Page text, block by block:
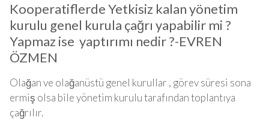
Kooperatiflerde Yetkisiz kalan yönetim
kurulu genel kurula çağrı yapabilir mi ?
Yapmaz ise yaptırımı nedir ?-EVREN
ÖZMEN
Olağan ve olağanüstü genel kurullar , görev süresi sona
ermiş olsa bile yönetim kurulu tarafından toplantıya
çağrılır.